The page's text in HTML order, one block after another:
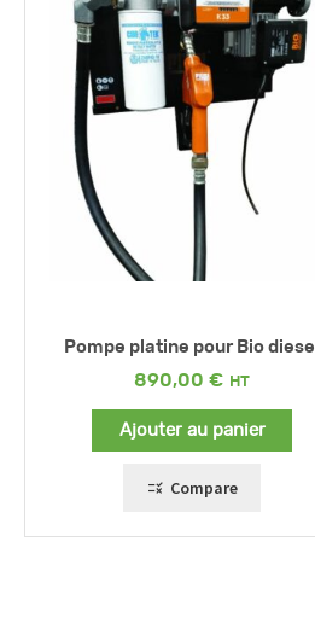
Pompe platine pour Bio diesel
890,00 €
Ajouter au panier
Compare